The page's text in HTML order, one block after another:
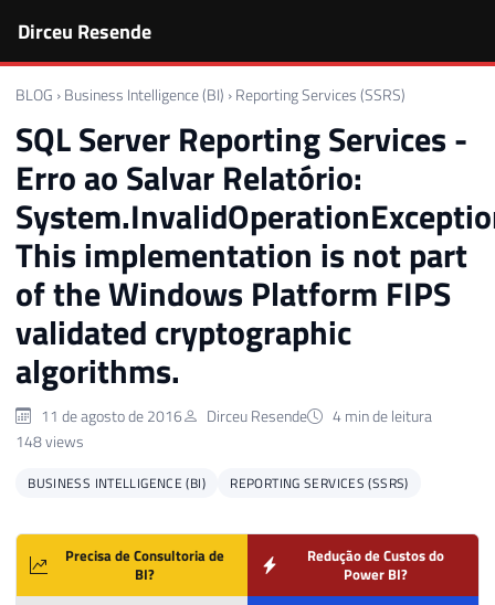
Dirceu Resende
BLOG › Business Intelligence (BI) › Reporting Services (SSRS)
SQL Server Reporting Services -
Erro ao Salvar Relatório:
This implementation is not part
of the Windows Platform FIPS
validated cryptographic
algorithms.
11 de agosto de 2016 Dirceu Resende
4 min de leitura
148 views
BUSINESS INTELLIGENCE (BI) REPORTING SERVICES (SSRS)
Precisa de Consultoria de
BI?
Redução de Custos do
Power BI?